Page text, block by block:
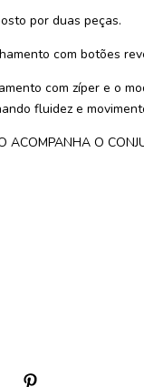
por duas peças.
com botões
com zíper e o
fluidez e
ACOMPANHA O